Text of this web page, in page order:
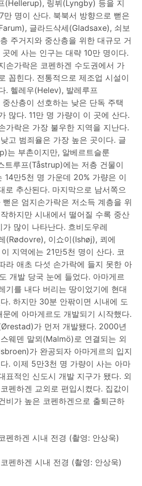
(Hellerup), 링뷔(Lyngby) 등을 지
만 명이 산다. 북북서 방향으로 뻗은
글라드삭세(Gladsaxe), 쇠보
주거지와 중산층을 위한 대규모 거
에 사는 인구는 대략 10만 명이다.
손가락은 코펜하겐 수도권에서 가
꼽힌다. 전통적으로 제조업 시설이
. 헬레우(Helev), 발레루프
산층이 선호하는 낮은 단독 주택
많다. 11만 명 가량이 이 곳에 산다.
가락은 가장 불우한 지역을 지난다.
고 범죄율은 가장 높은 곳이다. 글
는 부촌이지만, 알베르트슬룬
루프(Tåstrup)에는 저층 건물이
14만5천 명 가운데 20% 가량은 이
로 추산된다. 마지막으로 남서쪽으
은 엄지손가락은 저소득 계층을 위
하지만 시내에서 떨어질 수록 중산
많이 나타난다. 흐비도우레
(Rødovre), 이쇼이(Ishøj), 쾨에
지역에는 21만5천 명이 산다. 코
라 애초 다섯 손가락에 들지 못한 아
개발 당국 눈에 들었다. 아마게르
기를 내다 버리는 땅이었기에 현대
. 하지만 30분 안팎이면 시내에 도
에 아마게르도 개발되기 시작했다.
가 먼저 개발됐다. 2000년
웨덴 말뫼(Malmö)로 연결되는 외
가 완공되자 아마게르의 입지
. 이제 5만3천 명 가량이 사는 아마
표적인 신도시 개발 지구가 됐다. 외
펜하겐 교외로 편입시켰다. 집값이
비가 높은 코펜하겐으로 출퇴근하
펜하겐 시내 전경 (촬영: 안상욱)